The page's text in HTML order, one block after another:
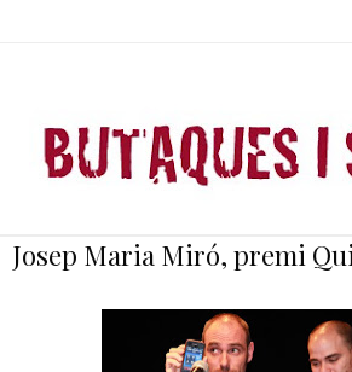
Josep Maria Miró, premi